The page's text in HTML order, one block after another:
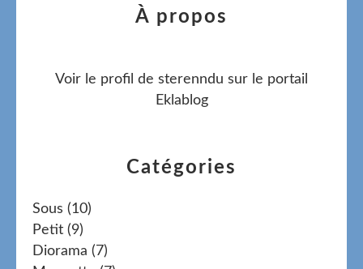
Catégories
Sous (10)
Petit (9)
Diorama (7)
À propos
Voir le profil de sterenndu sur le portail
Eklablog